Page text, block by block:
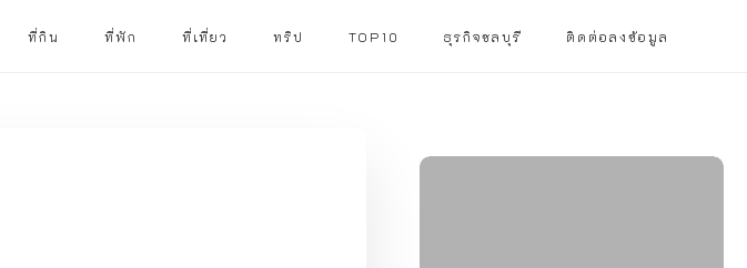
ที่กิน ที่พัก ที่เที่ยว ทริป TOP10 ธุรกิจชลบุรี ติดต่อลงข้อมูล